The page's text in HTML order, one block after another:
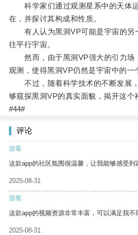
科学家们通过观测星系中的天体
在，并探讨其构成和性质。
有人认为黑洞VP可能是宇宙的另
往平行宇宙。
然而，由于黑洞VP强大的引力场
观测，使得黑洞VP仍然是宇宙中的一
不过，随着科学技术的不断发展
够窥探黑洞VP的真实面貌，揭开这个
#44#
评论
游客
这款app的社区氛围很温馨，让我能够感受到
2025-08-31
游客
这款app的视频资源非常丰富，可以满足我不
2025-08-31